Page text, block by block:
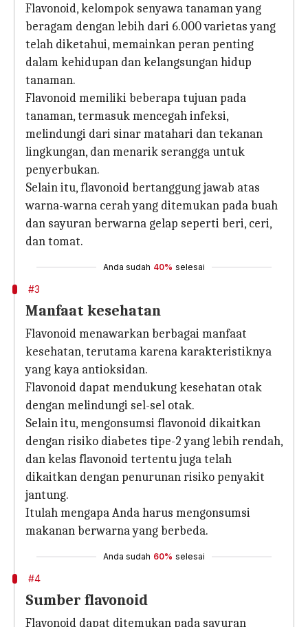
Flavonoid, kelompok senyawa tanaman yang
beragam dengan lebih dari 6.000 varietas yang
telah diketahui, memainkan peran penting
dalam kehidupan dan kelangsungan hidup
tanaman.
Flavonoid memiliki beberapa tujuan pada
tanaman, termasuk mencegah infeksi,
melindungi dari sinar matahari dan tekanan
lingkungan, dan menarik serangga untuk
penyerbukan.
Selain itu, flavonoid bertanggung jawab atas
warna-warna cerah yang ditemukan pada buah
dan sayuran berwarna gelap seperti beri, ceri,
dan tomat.
Anda sudah 40% selesai
#3
Manfaat kesehatan
Flavonoid menawarkan berbagai manfaat
kesehatan, terutama karena karakteristiknya
yang kaya antioksidan.
Flavonoid dapat mendukung kesehatan otak
dengan melindungi sel-sel otak.
Selain itu, mengonsumsi flavonoid dikaitkan
dengan risiko diabetes tipe-2 yang lebih rendah,
dan kelas flavonoid tertentu juga telah
dikaitkan dengan penurunan risiko penyakit
jantung.
Itulah mengapa Anda harus mengonsumsi
makanan berwarna yang berbeda.
Anda sudah 60% selesai
#4
Sumber flavonoid
Flavonoid dapat ditemukan pada sayuran